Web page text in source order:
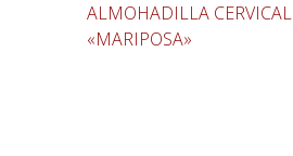
ALMOHADILLA CERVICAL
«MARIPOSA»